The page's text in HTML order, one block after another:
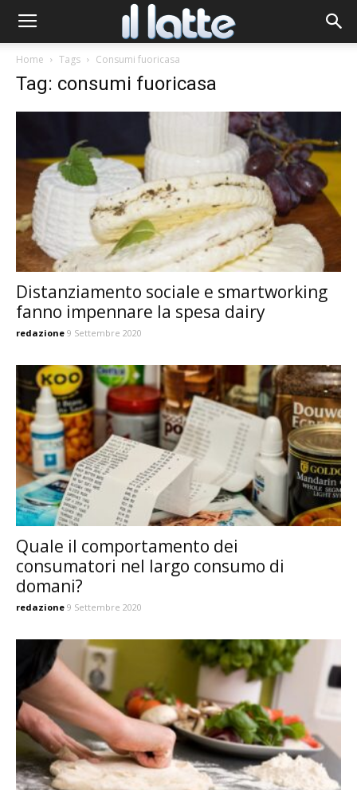
Home Tags Consumi fuoricasa
Tag: consumi fuoricasa
Distanziamento sociale e smartworking
fanno impennare la spesa dairy
redazione 9 Settembre 2020
Quale il comportamento dei
consumatori nel largo consumo di
domani?
redazione 9 Settembre 2020